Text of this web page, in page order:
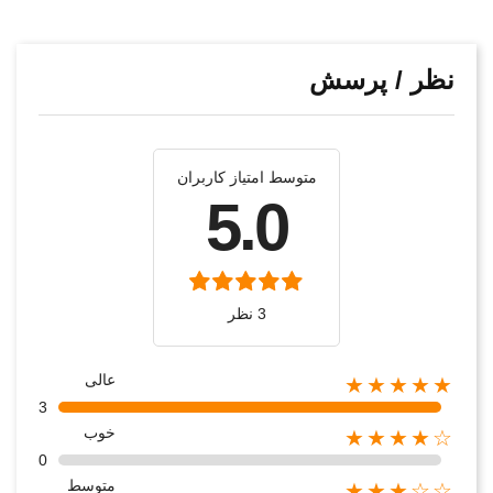
نظر / پرسش
متوسط امتیاز کاربران
5.0
3 نظر
★★★★★
عالی
3
★★★★☆
خوب
0
متوسط